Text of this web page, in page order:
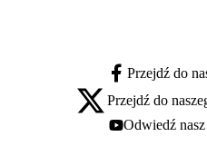
facebook - otwiera się
Przejdź do
x - otwiera się w nowej karcie
Przejdź do
youtube - otwiera się
Odwiedź